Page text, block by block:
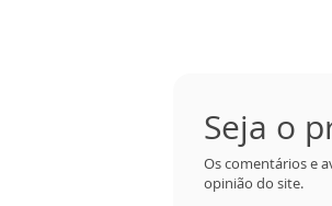
Seja o
Os comentários e
opinião do site.